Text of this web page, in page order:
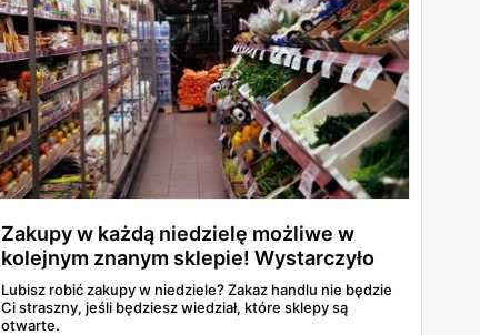
Zakupy w każdą niedzielę możliwe w
kolejnym znanym sklepie! Wystarczyło
podjąć jedno działanie.
Lubisz robić zakupy w niedziele? Zakaz handlu nie będzie
Ci straszny, jeśli będziesz wiedział, które sklepy są
otwarte.